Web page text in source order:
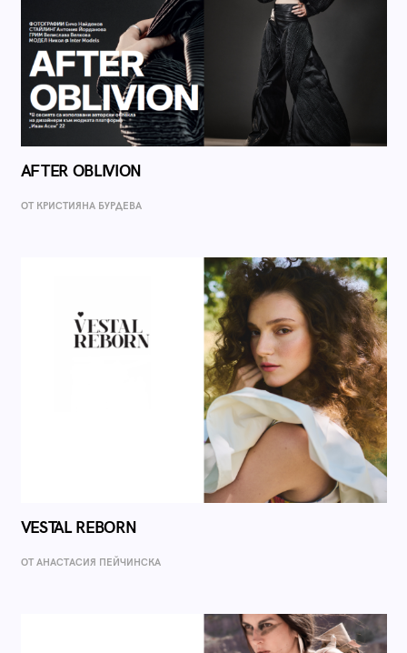
AFTER OBLIVION
ОТ КРИСТИЯНА БУРДЕВА
VESTAL REBORN
ОТ AНАСТАСИЯ ПЕЙЧИНСКА